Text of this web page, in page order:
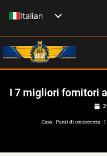
contenuto
Italian
English
Spanish
Russian
I 7 migliori fornitori
Casa- Punti di conoscenza- I